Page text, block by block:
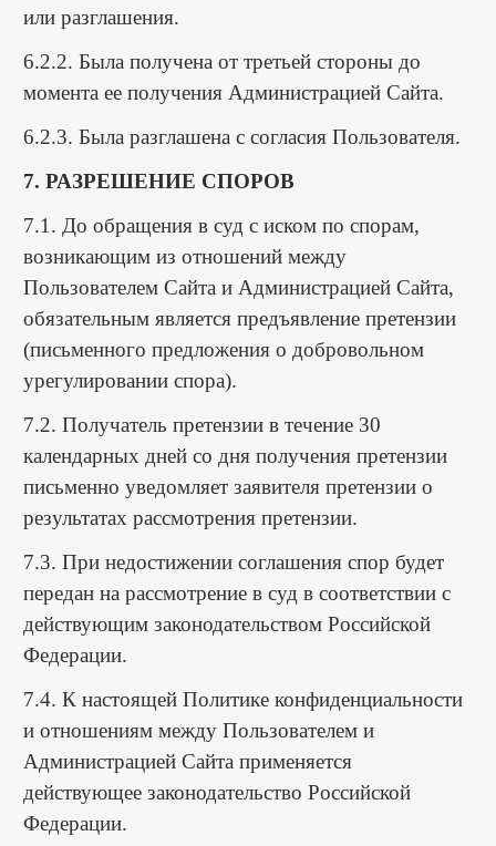
или разглашения.
6.2.2. Была получена от третьей стороны до
момента ее получения Администрацией Сайта.
6.2.3. Была разглашена с согласия Пользователя.
7. РАЗРЕШЕНИЕ СПОРОВ
7.1. До обращения в суд с иском по спорам,
возникающим из отношений между
Пользователем Сайта и Администрацией Сайта,
обязательным является предъявление претензии
(письменного предложения о добровольном
урегулировании спора).
7.2. Получатель претензии в течение 30
календарных дней со дня получения претензии
письменно уведомляет заявителя претензии о
результатах рассмотрения претензии.
7.3. При недостижении соглашения спор будет
передан на рассмотрение в суд в соответствии с
действующим законодательством Российской
Федерации.
7.4. К настоящей Политике конфиденциальности
и отношениям между Пользователем и
Администрацией Сайта применяется
действующее законодательство Российской
Федерации.